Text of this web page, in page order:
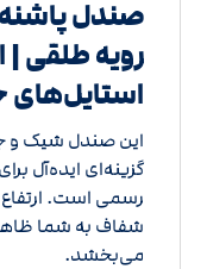
رویه طلقی |
این صندل شیک و
گزینه‌ای ایده‌آل
شفاف به شما
می‌بخشد.